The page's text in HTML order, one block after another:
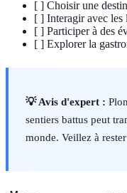
[ ] Choisir une
[ ] Interagir avec les
[ ] Participer à des
[ ] Explorer la
💡 Avis d'expert :
sentiers battus peut
monde. Veillez à